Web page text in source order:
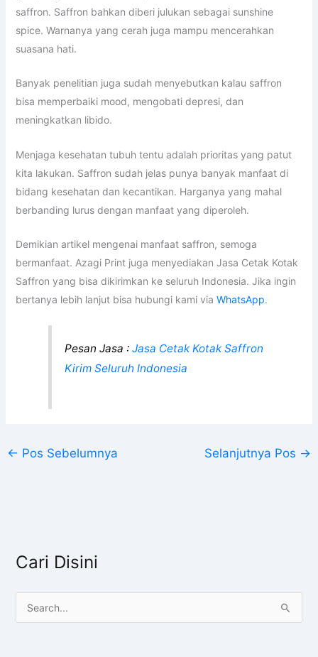
saffron. Saffron bahkan diberi julukan sebagai sunshine
spice. Warnanya yang cerah juga mampu mencerahkan
suasana hati.
Banyak penelitian juga sudah menyebutkan kalau saffron
bisa memperbaiki mood, mengobati depresi, dan
meningkatkan libido.
Menjaga kesehatan tubuh tentu adalah prioritas yang patut
kita lakukan. Saffron sudah jelas punya banyak manfaat di
bidang kesehatan dan kecantikan. Harganya yang mahal
berbanding lurus dengan manfaat yang diperoleh.
Demikian artikel mengenai manfaat saffron, semoga
bermanfaat. Azagi Print juga menyediakan Jasa Cetak Kotak
Saffron yang bisa dikirimkan ke seluruh Indonesia. Jika ingin
bertanya lebih lanjut bisa hubungi kami via WhatsApp.
Pesan Jasa :Jasa Cetak Kotak Saffron
Kirim Seluruh Indonesia
← Pos Sebelumnya Selanjutnya Pos →
Cari Disini